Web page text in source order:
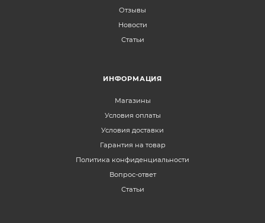
Отзывы
Новости
Статьи
ИНФОРМАЦИЯ
Магазины
Условия оплаты
Условия доставки
Гарантия на товар
Политика конфиденциальности
Вопрос-ответ
Статьи